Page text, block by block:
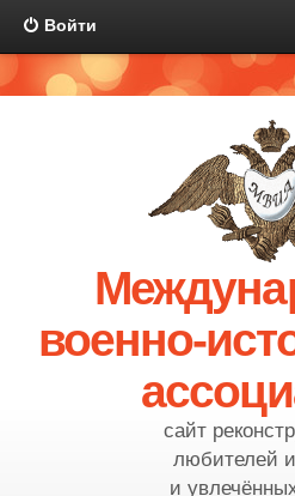
Войти
военно-
сайт
любителей
и